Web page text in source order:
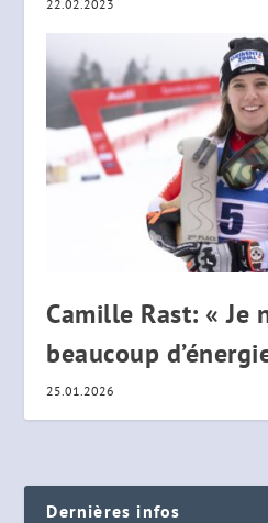
22.02.2023
Camille Rast: « Je
beaucoup
25.01.2026
Dernières infos